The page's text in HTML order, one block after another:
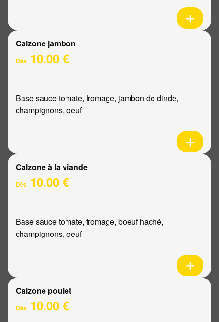
Calzone jambon
Dès 10.00 €
Base sauce tomate, fromage, jambon de dinde,
champignons, oeuf
Calzone à la viande
Dès 10.00 €
Base sauce tomate, fromage, boeuf haché,
champignons, oeuf
Calzone poulet
Dès 10.00 €